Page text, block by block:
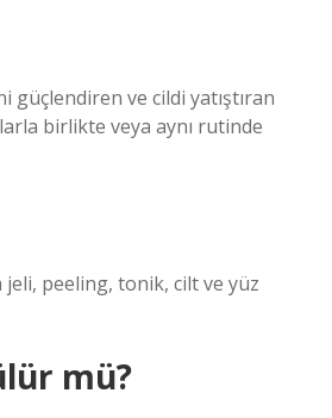
ve cildi yatıştıran
birlikte veya aynı rutinde
jeli, peeling, tonik, cilt ve yüz
mü?